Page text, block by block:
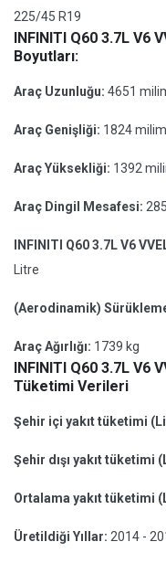
225/45 R19
INFINITI Q60 3.7L V6
Boyutları:
Araç Uzunluğu: 4651
Araç Genişliği: 1824
Araç Yüksekliği: 1392
Araç Dingil Mesafesi:
INFINITI Q60 3.7L V6
Litre
(Aerodinamik)
Araç Ağırlığı: 1739 kg
INFINITI Q60 3.7L V6
Tüketimi Verileri
Şehir içi yakıt tüketimi
Şehir dışı yakıt tüketimi
Ortalama yakıt tüketimi
Üretildiği Yıllar: 2014 -